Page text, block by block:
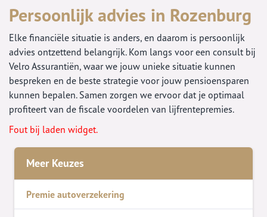
Persoonlijk advies in Rozenburg
Elke financiële situatie is anders, en daarom is persoonlijk
advies ontzettend belangrijk. Kom langs voor een consult bij
Velro Assurantiën, waar we jouw unieke situatie kunnen
bespreken en de beste strategie voor jouw pensioensparen
kunnen bepalen. Samen zorgen we ervoor dat je optimaal
profiteert van de fiscale voordelen van lijfrentepremies.
Fout bij laden widget.
Meer Keuzes
Premie autoverzekering